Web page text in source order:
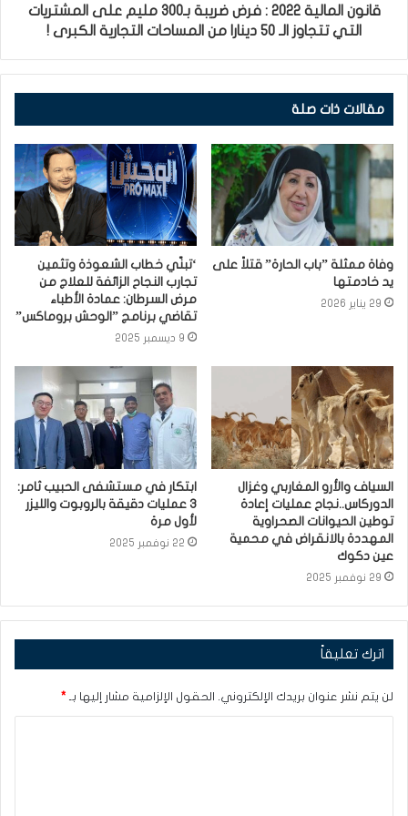
قانون المالية 2022 : فرض ضريبة بـ300 مليم على المشتريات
التي تتجاوز الـ 50 دينارا من المساحات التجارية الكبرى !
مقالات ذات صلة
وفاة ممثلة ”باب الحارة” قتلاً على
يد خادمتها⁩
29 يناير 2026
‘تبنّي خطاب الشعوذة وتثمين
تجارب النجاح الزائفة للعلاج من
مرض السرطان: عمادة الأطباء
تقاضي برنامج ”الوحش بروماكس”
9 ديسمبر 2025
السياف والأرو المغاربي وغزال
الدوركاس..نجاح عمليات إعادة
توطين الحيوانات الصحراوية
المهددة بالانقراض في محمية
عين دكوك
29 نوفمبر 2025
ابتكار في مستشفى الحبيب ثامر:
3 عمليات دقيقة بالروبوت والليزر
لأول مرة
22 نوفمبر 2025
اترك تعليقاً
لن يتم نشر عنوان بريدك الإلكتروني. الحقول الإلزامية مشار إليها بـ *